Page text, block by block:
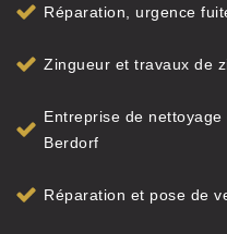
Réparation, urgence
Zingueur et travaux de
Entreprise de
Berdorf
Réparation et pose de